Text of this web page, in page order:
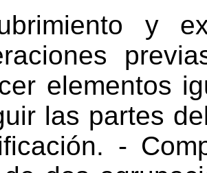
y
elementos
las partes
-